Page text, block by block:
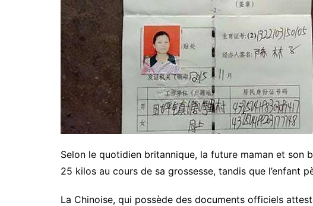
Selon le quotidien britannique, la future maman et son
25 kilos au cours de sa grossesse, tandis que l’enfant
La Chinoise, qui possède des documents officiels